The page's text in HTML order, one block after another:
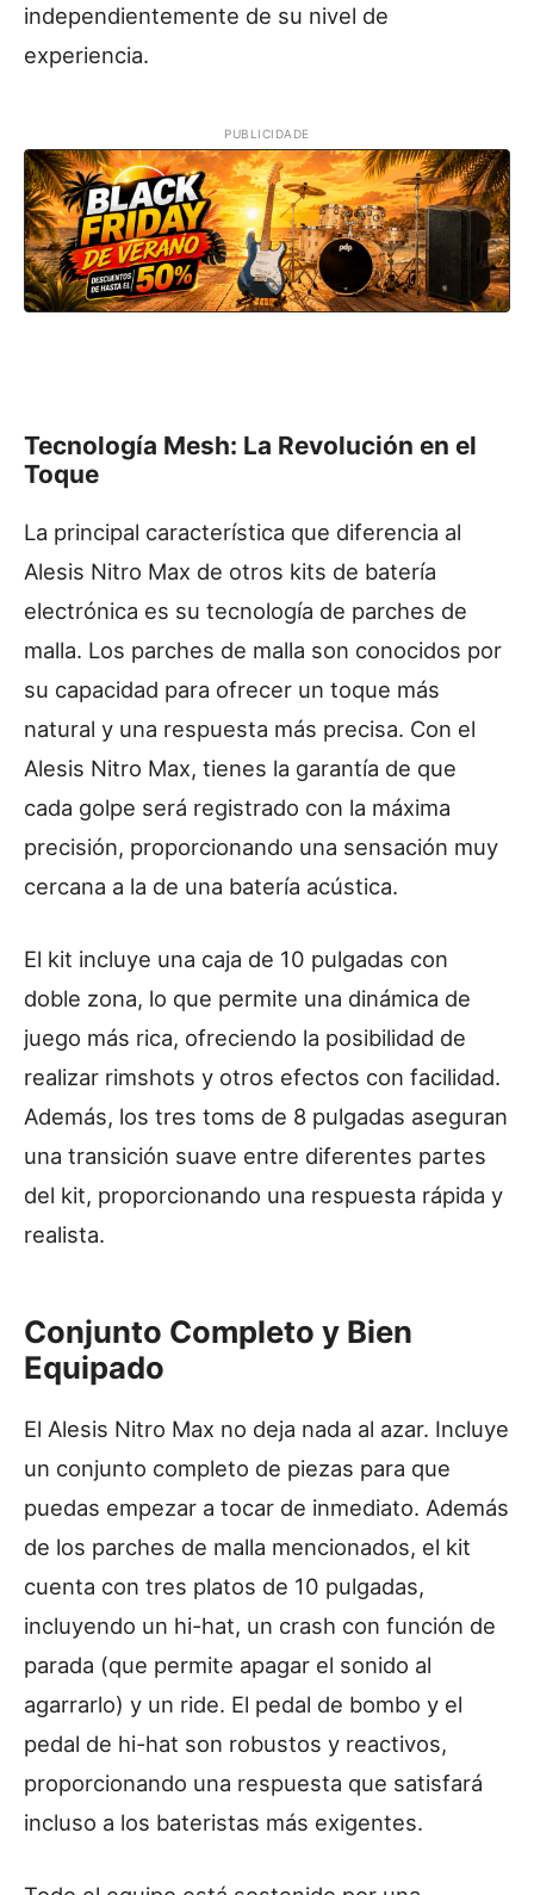
independientemente de su nivel de
experiencia.
PUBLICIDADE
Tecnología Mesh: La Revolución en el
Toque
La principal característica que diferencia al
Alesis Nitro Max de otros kits de batería
electrónica es su tecnología de parches de
malla. Los parches de malla son conocidos por
su capacidad para ofrecer un toque más
natural y una respuesta más precisa. Con el
Alesis Nitro Max, tienes la garantía de que
cada golpe será registrado con la máxima
precisión, proporcionando una sensación muy
cercana a la de una batería acústica.
El kit incluye una caja de 10 pulgadas con
doble zona, lo que permite una dinámica de
juego más rica, ofreciendo la posibilidad de
realizar rimshots y otros efectos con facilidad.
Además, los tres toms de 8 pulgadas aseguran
una transición suave entre diferentes partes
del kit, proporcionando una respuesta rápida y
realista.
Conjunto Completo y Bien
Equipado
El Alesis Nitro Max no deja nada al azar. Incluye
un conjunto completo de piezas para que
puedas empezar a tocar de inmediato. Además
de los parches de malla mencionados, el kit
cuenta con tres platos de 10 pulgadas,
incluyendo un hi-hat, un crash con función de
parada (que permite apagar el sonido al
agarrarlo) y un ride. El pedal de bombo y el
pedal de hi-hat son robustos y reactivos,
proporcionando una respuesta que satisfará
incluso a los bateristas más exigentes.